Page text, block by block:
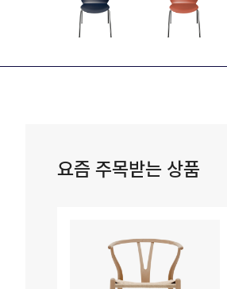
요즘 주목받는 상품